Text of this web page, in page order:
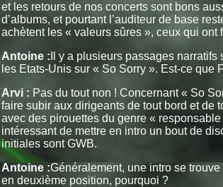
et les retours de nos concerts sont bons
d’albums, et pourtant l’auditeur de base
achètent les « valeurs sûres », ceux qui ont
Antoine : Il y a plusieurs passages
les Etats-Unis sur « So Sorry ». Est-ce que
Arvi : Pas du tout non ! Concernant « So
faire subir aux dirigeants de tout bord et de
avec des pirouettes du genre «
intéressant de mettre en intro un bout de
initiales sont GWB.
Antoine :Généralement, une intro se
en deuxième position, pourquoi ?